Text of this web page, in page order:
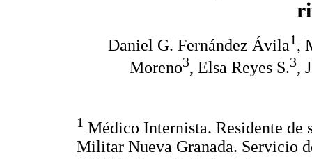
Daniel G. Fernández Ávila1,
Moreno3, Elsa Reyes S.3,
1 Médico Internista. Residente de
Militar Nueva Granada. Servicio